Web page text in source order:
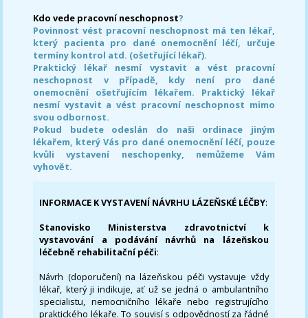
Kdo vede pracovní neschopnost?
Povinnost vést pracovní neschopnost má ten lékař,
který pacienta pro dané onemocnění léčí, určuje
termíny kontrol atd. (ošetřující lékař).
Praktický lékař nesmí vystavit a vést pracovní
neschopnost v případě, kdy není pro dané
onemocnění ošetřujícím lékařem. Praktický lékař
nesmí vystavit a vést pracovní neschopnost mimo
svou odbornost.
Pokud budete odeslán do naši ordinace jiným
lékařem, který Vás pro dané onemocnění léčí, pouze
kvůli vystavení neschopenky, nemůžeme Vám
vyhovět.
INFORMACE K VYSTAVENÍ NÁVRHU LÁZEŇSKÉ LÉČBY:
Stanovisko Ministerstva zdravotnictví k
vystavování a podávání návrhů na lázeňskou
léčebně rehabilitační péči:
Návrh (doporučení) na lázeňskou péči vystavuje vždy
lékař, který ji indikuje, ať už se jedná o ambulantního
specialistu, nemocničního lékaře nebo registrujícího
praktického lékaře. To souvisí s odpovědností za řádné